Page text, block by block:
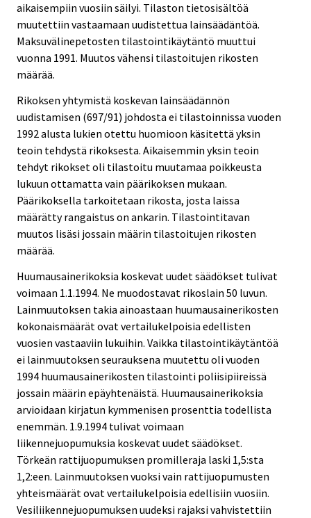
aikaisempiin vuosiin säilyi. Tilaston tietosisältöä
muutettiin vastaamaan uudistettua lainsäädäntöä.
Maksuvälinepetosten tilastointikäytäntö muuttui
vuonna 1991. Muutos vähensi tilastoitujen rikosten
määrää.
Rikoksen yhtymistä koskevan lainsäädännön
uudistamisen (697/91) johdosta ei tilastoinnissa vuoden
1992 alusta lukien otettu huomioon käsitettä yksin
teoin tehdystä rikoksesta. Aikaisemmin yksin teoin
tehdyt rikokset oli tilastoitu muutamaa poikkeusta
lukuun ottamatta vain päärikoksen mukaan.
Päärikoksella tarkoitetaan rikosta, josta laissa
määrätty rangaistus on ankarin. Tilastointitavan
muutos lisäsi jossain määrin tilastoitujen rikosten
määrää.
Huumausainerikoksia koskevat uudet säädökset tulivat
voimaan 1.1.1994. Ne muodostavat rikoslain 50 luvun.
Lainmuutoksen takia ainoastaan huumausainerikosten
kokonaismäärät ovat vertailukelpoisia edellisten
vuosien vastaaviin lukuihin. Vaikka tilastointikäytäntöä
ei lainmuutoksen seurauksena muutettu oli vuoden
1994 huumausainerikosten tilastointi poliisipiireissä
jossain määrin epäyhtenäistä. Huumausainerikoksia
arvioidaan kirjatun kymmenisen prosenttia todellista
enemmän. 1.9.1994 tulivat voimaan
liikennejuopumuksia koskevat uudet säädökset.
Törkeän rattijuopumuksen promilleraja laski 1,5:sta
1,2:een. Lainmuutoksen vuoksi vain rattijuopumusten
yhteismäärät ovat vertailukelpoisia edellisiin vuosiin.
Vesiliikennejuopumuksen uudeksi rajaksi vahvistettiin